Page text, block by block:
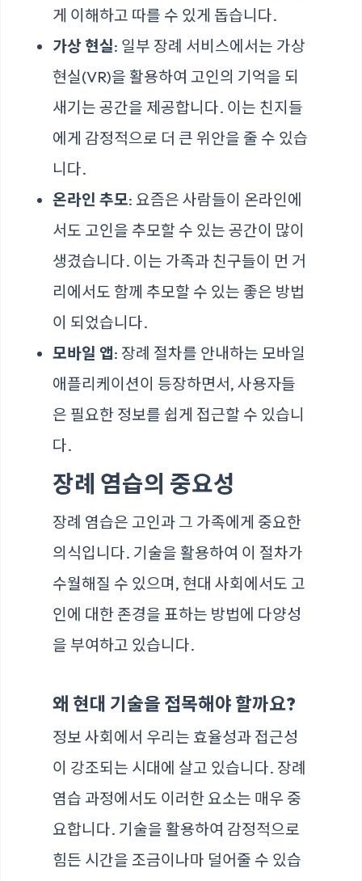
게 이해하고 따를 수 있게 돕습니다.
가상 현실: 일부 장례 서비스에서는 가상
현실(VR)을 활용하여 고인의 기억을 되
새기는 공간을 제공합니다. 이는 친지들
에게 감정적으로 더 큰 위안을 줄 수 있습
니다.
온라인 추모: 요즘은 사람들이 온라인에
서도 고인을 추모할 수 있는 공간이 많이
생겼습니다. 이는 가족과 친구들이 먼 거
리에서도 함께 추모할 수 있는 좋은 방법
이 되었습니다.
모바일 앱: 장례 절차를 안내하는 모바일
애플리케이션이 등장하면서, 사용자들
은 필요한 정보를 쉽게 접근할 수 있습니
다.
장례 염습의 중요성
장례 염습은 고인과 그 가족에게 중요한
의식입니다. 기술을 활용하여 이 절차가
수월해질 수 있으며, 현대 사회에서도 고
인에 대한 존경을 표하는 방법에 다양성
을 부여하고 있습니다.
왜 현대 기술을 접목해야 할까요?
정보 사회에서 우리는 효율성과 접근성
이 강조되는 시대에 살고 있습니다. 장례
염습 과정에서도 이러한 요소는 매우 중
요합니다. 기술을 활용하여 감정적으로
힘든 시간을 조금이나마 덜어줄 수 있습